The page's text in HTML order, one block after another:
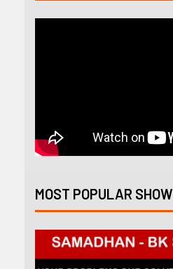
MOST POPULAR SHOW